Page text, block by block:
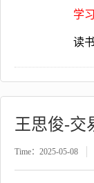
学
读
王思俊-交
Time：2025-05-08